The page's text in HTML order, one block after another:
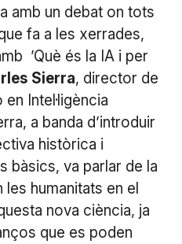
amb un debat on tots
fa a les xerrades,
’Què és la IA i per
Sierra, director de
en Intel·ligència
a banda d’introduir
històrica i
bàsics, va parlar de la
humanitats en el
nova ciència, ja
que es poden